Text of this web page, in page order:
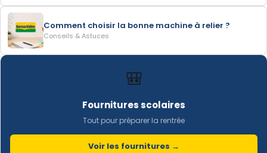
Comment choisir la bonne machine à relier ?
Conseils & Astuces
🎒
Fournitures scolaires
Tout pour préparer la rentrée
Voir les fournitures →